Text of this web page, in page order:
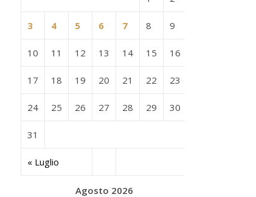
Agosto 2026
« Luglio
3 4 5 6 7 8 9
10 11 12 13 14 15 16
17 18 19 20 21 22 23
24 25 26 27 28 29 30
31